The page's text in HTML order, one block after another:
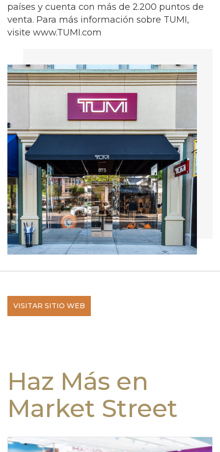
países y cuenta con más de 2.200 puntos de
venta. Para más información sobre TUMI,
visite www.TUMI.com
VISITAR SITIO WEB
Haz Más en
Market Street